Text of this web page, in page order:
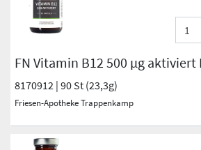
FN Vitamin B12 500 µg aktiviert
8170912 | 90 St (23,3g)
Friesen-Apotheke Trappenkamp